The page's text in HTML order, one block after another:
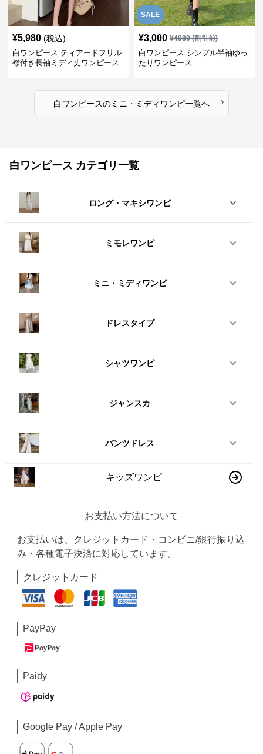
¥5,980 (税込)
白ワンピース ティアードフリル
襟付き長袖ミディ丈ワンピース
SALE
¥3,000 ¥4980(割引前)
白ワンピース シンプル半袖ゆっ
たりワンピース
白ワンピースのミニ・ミディワンピ一覧へ ›
白ワンピース カテゴリ一覧
ロング・マキシワンピ
ミモレワンピ
ミニ・ミディワンピ
ドレスタイプ
シャツワンピ
ジャンスカ
パンツドレス
キッズワンピ
お支払い方法について
お支払いは、クレジットカード・コンビニ/銀行振り込
み・各種電子決済に対応しています。
クレジットカード
PayPay
Paidy
Google Pay / Apple Pay